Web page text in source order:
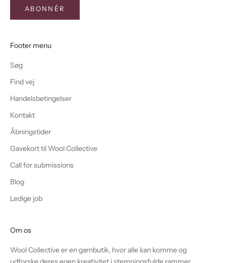
ABONNÉR
Footer menu
Søg
Find vej
Handelsbetingelser
Kontakt
Åbningstider
Gavekort til Wool Collective
Call for submissions
Blog
Ledige job
Om os
Wool Collective er en garnbutik, hvor alle kan komme og